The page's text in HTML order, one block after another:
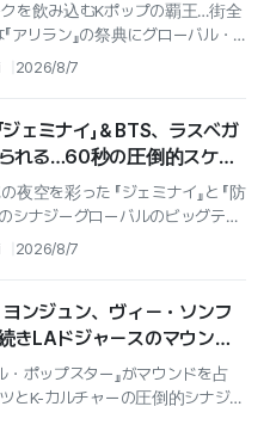
クを飲み込むKポップの覇王…街全
アリラン』の祭典にグローバル・
コン『防弾少年団』 が、世界の交
2026/8/7
ジェミナイ」＆BTS、ラスベガ
れる…60秒の圧倒的スケー
夜空を彩った 『ジェミナイ』と 『防
シナジーグローバルのビッグテッ
ーグル』 の中核となる人工知能 モ
2026/8/7
ンジュン、ヴィー・ソンフ
きLAドジャースのマウンド
日始球式
・ポップスター』がマウンドを占
とK-カルチャーの圧倒的シナジー